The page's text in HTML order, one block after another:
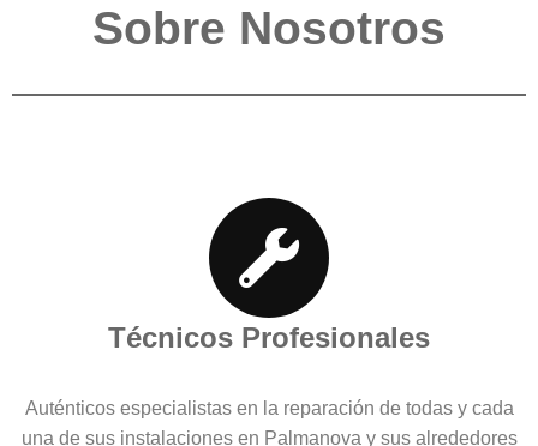
Sobre Nosotros
Técnicos Profesionales
Auténticos especialistas en la reparación de todas y cada
una de sus instalaciones en Palmanova y sus alrededores